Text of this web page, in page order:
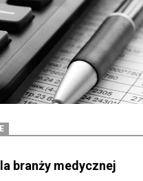
branży medycznej